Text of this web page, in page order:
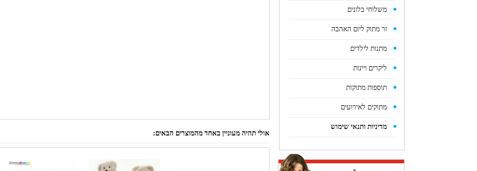
משלוחי בלונים
זר מתוק ליום האהבה
מתנות לילדים
ליקרים ויינות
תוספות מתוקות
מתוקים לאירועים
מדיניות ותנאי שימוש
אולי תהיה מעוניין באחד מהמוצרים הבאים: